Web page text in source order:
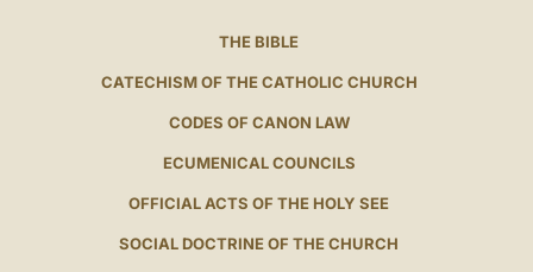
THE BIBLE
CATECHISM OF THE CATHOLIC CHURCH
CODES OF CANON LAW
ECUMENICAL COUNCILS
OFFICIAL ACTS OF THE HOLY SEE
SOCIAL DOCTRINE OF THE CHURCH